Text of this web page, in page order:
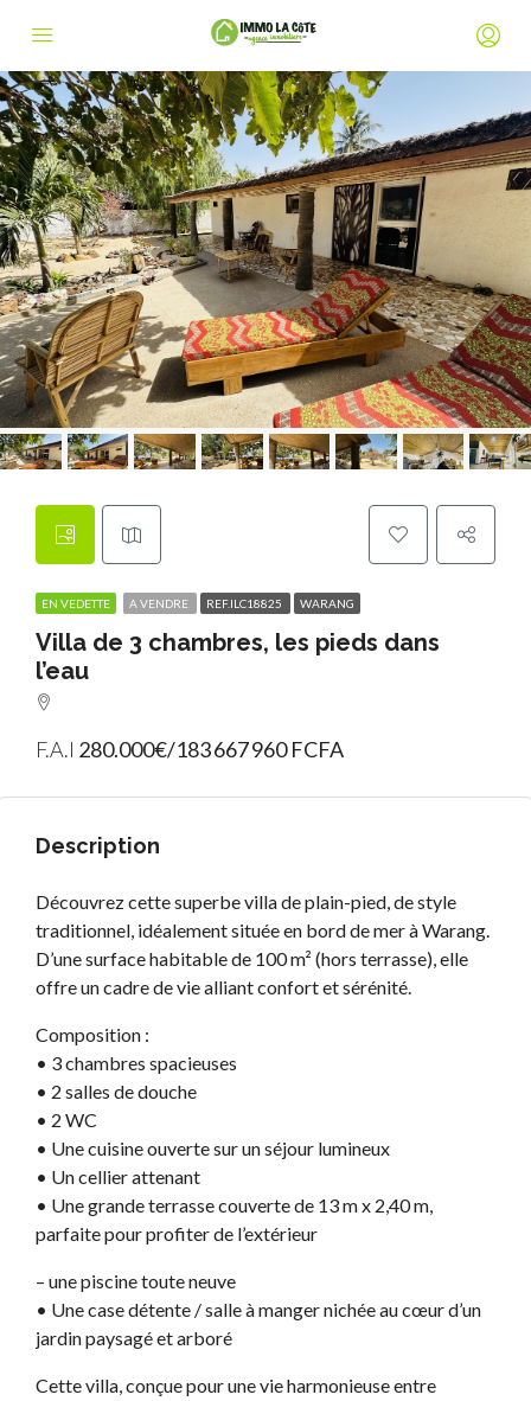
EN VEDETTE A VENDRE REF.ILC18825 WARANG
Villa de 3 chambres, les pieds dans
l’eau
F.A.I 280.000€/183 667 960 FCFA
Description
Découvrez cette superbe villa de plain-pied, de style
traditionnel, idéalement située en bord de mer à Warang.
D’une surface habitable de 100 m² (hors terrasse), elle
offre un cadre de vie alliant confort et sérénité.
Composition :
• 3 chambres spacieuses
• 2 salles de douche
• 2 WC
• Une cuisine ouverte sur un séjour lumineux
• Un cellier attenant
• Une grande terrasse couverte de 13 m x 2,40 m,
parfaite pour profiter de l’extérieur
– une piscine toute neuve
• Une case détente / salle à manger nichée au cœur d’un
jardin paysagé et arboré
Cette villa, conçue pour une vie harmonieuse entre